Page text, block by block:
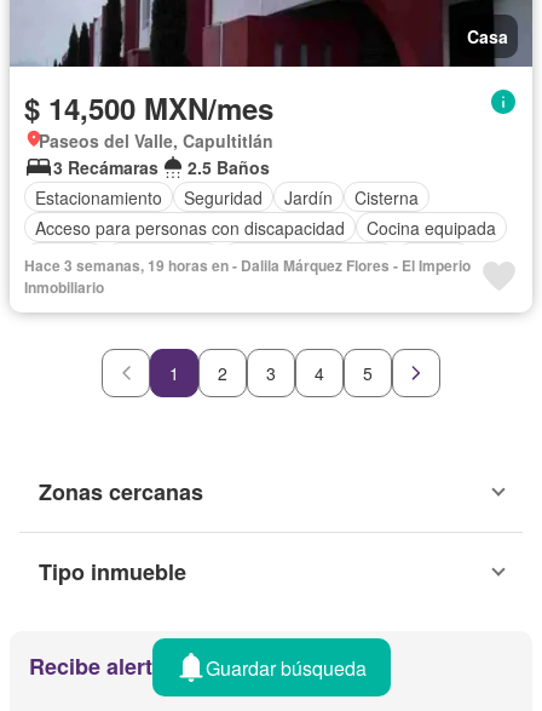
Casa
$ 14,500 MXN/mes
Paseos del Valle, Capultitlán
3 Recámaras
2.5 Baños
Estacionamiento
Seguridad Jardín
Cisterna
Acceso para personas con discapacidad
Cocina equipada
Internet
Zona infantil Televisión por cable
Asador
Caseta de vigilancia
Permite niños
Completamente amueblado
Hace 3 semanas, 19 horas en - Dalila Márquez Flores - El Imperio
Inmobiliario
1 2 3 4 5
Zonas cercanas
Tipo inmueble
Recibe alertas por emailGuardar búsqueda